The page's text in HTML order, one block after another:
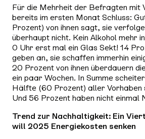
Für die Mehrheit der Befragten mit
bereits im ersten Monat Schluss:
Prozent) von ihnen sagt, sie
überhaupt nicht. Kein Alkohol mehr
0 Uhr erst mal ein Glas Sekt! 14
geben an, sie schaffen immerhin
20 Prozent von ihnen überdauern
ein paar Wochen. In Summe
Hälfte (60 Prozent) aller Vorhaben
Und 56 Prozent haben nicht einmal
Trend zur Nachhaltigkeit: Ein
will 2025 Energiekosten senken